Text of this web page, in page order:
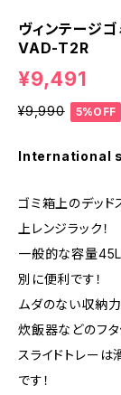
ヴィンテージ
VAD-T2R
¥9,491
¥9,990 5%OFF
International
ゴミ箱上のデッ
上レンジラック！
一般的な容量
別に便利です！
ムダのない収納力
炊飯器などのフ
スライドトレー
です！